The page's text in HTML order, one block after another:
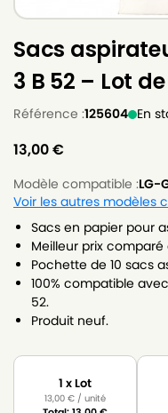
Sacs
3 B 52 – Lot
Référence :125604 En
13,00€
Modèle compatible :LG-
Voir les autres modèles
Sacs en papier pour
Meilleur prix
Pochette de 10 sacs
100% compatible avec
52.
Produit neuf.
1 x Lot
13,00€ / unité